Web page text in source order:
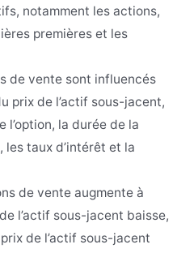
notamment les actions,
premières et les
de vente sont influencés
prix de l’actif sous-jacent,
l’option, la durée de la
taux d’intérêt et la
de vente augmente à
l’actif sous-jacent baisse,
de l’actif sous-jacent